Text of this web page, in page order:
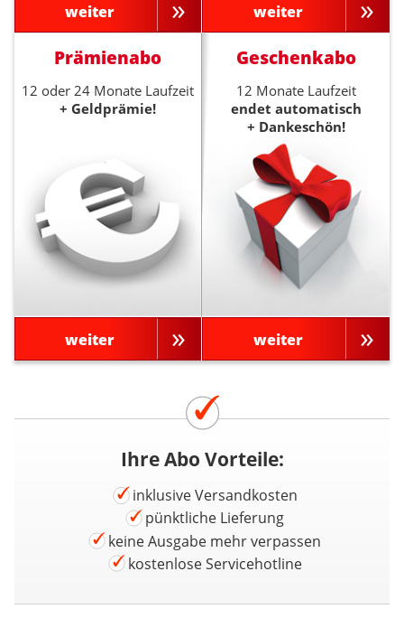
weiter weiter
Prämienabo
12 oder 24 Monate Laufzeit
+ Geldprämie!
weiter
Geschenkabo
12 Monate Laufzeit
endet automatisch
+ Dankeschön!
weiter
Ihre Abo Vorteile:
inklusive Versandkosten
pünktliche Lieferung
keine Ausgabe mehr verpassen
kostenlose Servicehotline